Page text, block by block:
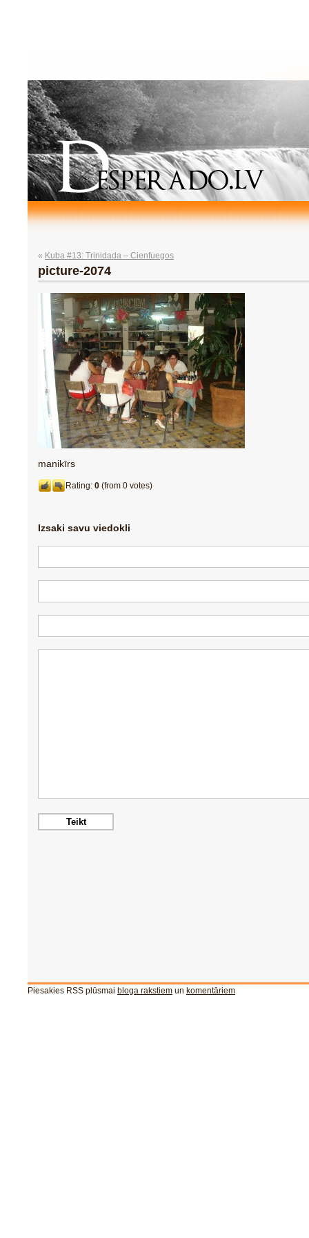
« Kuba #13: Trinidada – Cienfuegos
picture-2074
manikīrs
Rating: 0 (from 0 votes)
Izsaki savu viedokli
Piesakies RSS plūsmai bloga rakstiem un komentāriem